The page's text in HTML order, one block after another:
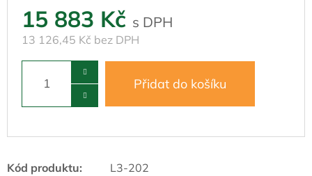
15 883 Kč
13 126,45 Kč bez DPH
Přidat do košíku
Kód produktu:
L3-202